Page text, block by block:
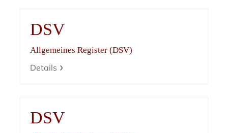
DSV
Allgemeines Register (DSV)
Details
DSV